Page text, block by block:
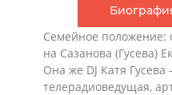
Семейное положение:
на Сазанова (Гусева)
Она же DJ Катя Гусева
телерадиоведущая,